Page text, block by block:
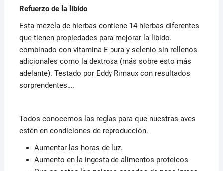
Refuerzo de la libido
Esta mezcla de hierbas contiene 14 hierbas diferentes
que tienen propiedades para mejorar la libido.
combinado con vitamina E pura y selenio sin rellenos
adicionales como la dextrosa (más sobre esto más
adelante). Testado por Eddy Rimaux con resultados
sorprendentes….
Todos conocemos las reglas para que nuestras aves
estén en condiciones de reproducción.
Aumentar las horas de luz.
Aumento en la ingesta de alimentos proteicos